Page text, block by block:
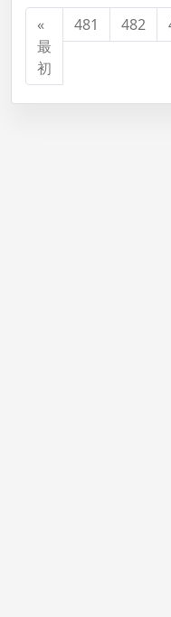
«
最
初
481 482